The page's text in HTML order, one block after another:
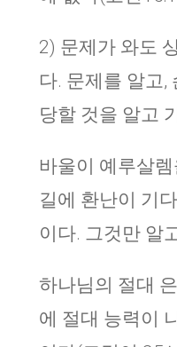
2) 문제가 와도
다. 문제를 알고,
당할 것을 알고
바울이 예루살
길에 환난이 기
이다. 그것만 알
하나님의 절대
에 절대 능력이